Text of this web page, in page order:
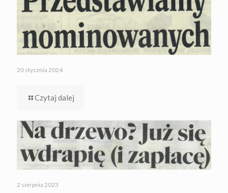
20 stycznia 2024
Czytaj dalej
2 sierpnia 2023